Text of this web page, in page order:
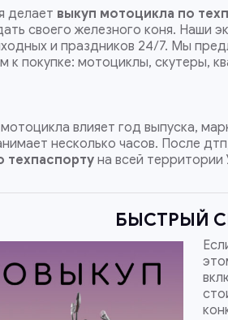
делает выкуп мотоцикла по
своего железного коня. Наши
и праздников 24/7. Мы
к покупке: мотоциклы, скутеры,
влияет год выпуска,
несколько часов. После
техпаспортуна всей территории
БЫСТРЫЙ